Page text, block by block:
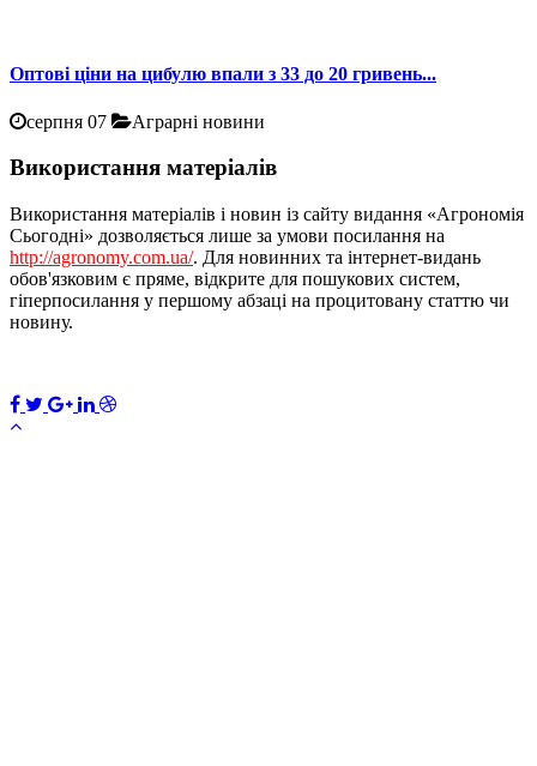
Оптові ціни на цибулю впали з 33 до 20 гривень...
серпня 07 Аграрні новини
Використання матеріалів
Використання матеріалів і новин із сайту видання «Агрономія
Сьогодні» дозволяється лише за умови посилання на
http://agronomy.com.ua/. Для новинних та інтернет-видань
обов'язковим є пряме, відкрите для пошукових систем,
гіперпосилання у першому абзаці на процитовану статтю чи
новину.